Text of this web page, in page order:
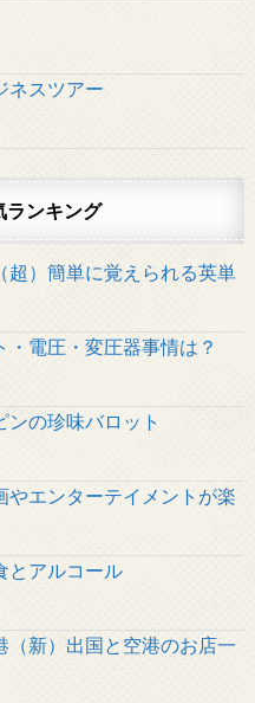
スツアー
ランキング
超）簡単に覚えられる英単
電圧・変圧器事情は？
ンの珍味バロット
やエンターテイメントが楽
とアルコール
（新）出国と空港のお店一